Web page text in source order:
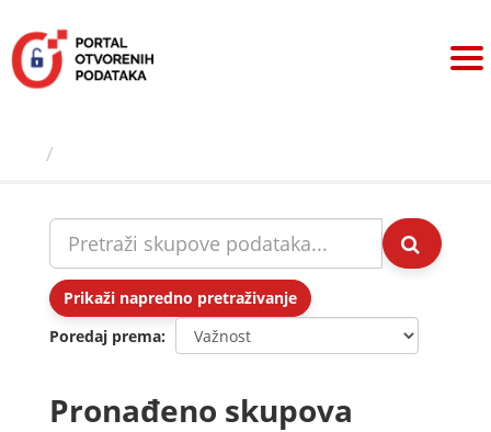
sadržaj
Prikaži napredno pretraživanje
Poredaj prema
Pronađeno skupova